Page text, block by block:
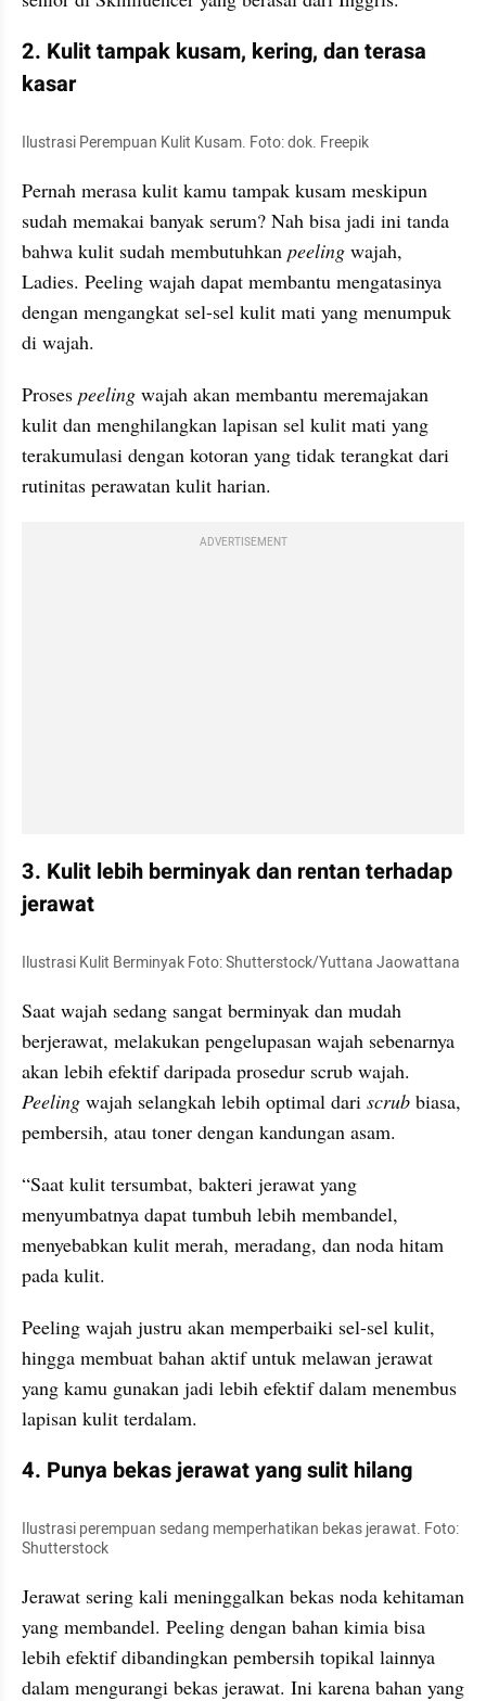
2. Kulit tampak kusam, kering, dan terasa
kasar
Ilustrasi Perempuan Kulit Kusam. Foto: dok. Freepik
Pernah merasa kulit kamu tampak kusam meskipun
sudah memakai banyak serum? Nah bisa jadi ini tanda
bahwa kulit sudah membutuhkan peeling wajah,
Ladies. Peeling wajah dapat membantu mengatasinya
dengan mengangkat sel-sel kulit mati yang menumpuk
di wajah.
Proses peeling wajah akan membantu meremajakan
kulit dan menghilangkan lapisan sel kulit mati yang
terakumulasi dengan kotoran yang tidak terangkat dari
rutinitas perawatan kulit harian.
ADVERTISEMENT
3. Kulit lebih berminyak dan rentan terhadap
jerawat
Ilustrasi Kulit Berminyak Foto: Shutterstock/Yuttana Jaowattana
Saat wajah sedang sangat berminyak dan mudah
berjerawat, melakukan pengelupasan wajah sebenarnya
Peeling wajah selangkah lebih optimal dari scrub biasa,
pembersih, atau toner dengan kandungan asam.
“Saat kulit tersumbat, bakteri jerawat yang
menyumbatnya dapat tumbuh lebih membandel,
menyebabkan kulit merah, meradang, dan noda hitam
pada kulit.
Peeling wajah justru akan memperbaiki sel-sel kulit,
hingga membuat bahan aktif untuk melawan jerawat
yang kamu gunakan jadi lebih efektif dalam menembus
lapisan kulit terdalam.
4. Punya bekas jerawat yang sulit hilang
Ilustrasi perempuan sedang memperhatikan bekas jerawat. Foto:
Shutterstock
Jerawat sering kali meninggalkan bekas noda kehitaman
yang membandel. Peeling dengan bahan kimia bisa
lebih efektif dibandingkan pembersih topikal lainnya
dalam mengurangi bekas jerawat. Ini karena bahan yang